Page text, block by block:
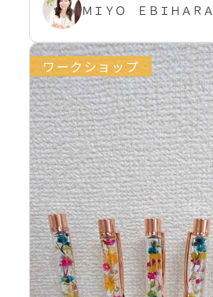
ＭＩＹＯ ＥＢＩＨＡＲＡ
ワークショップ